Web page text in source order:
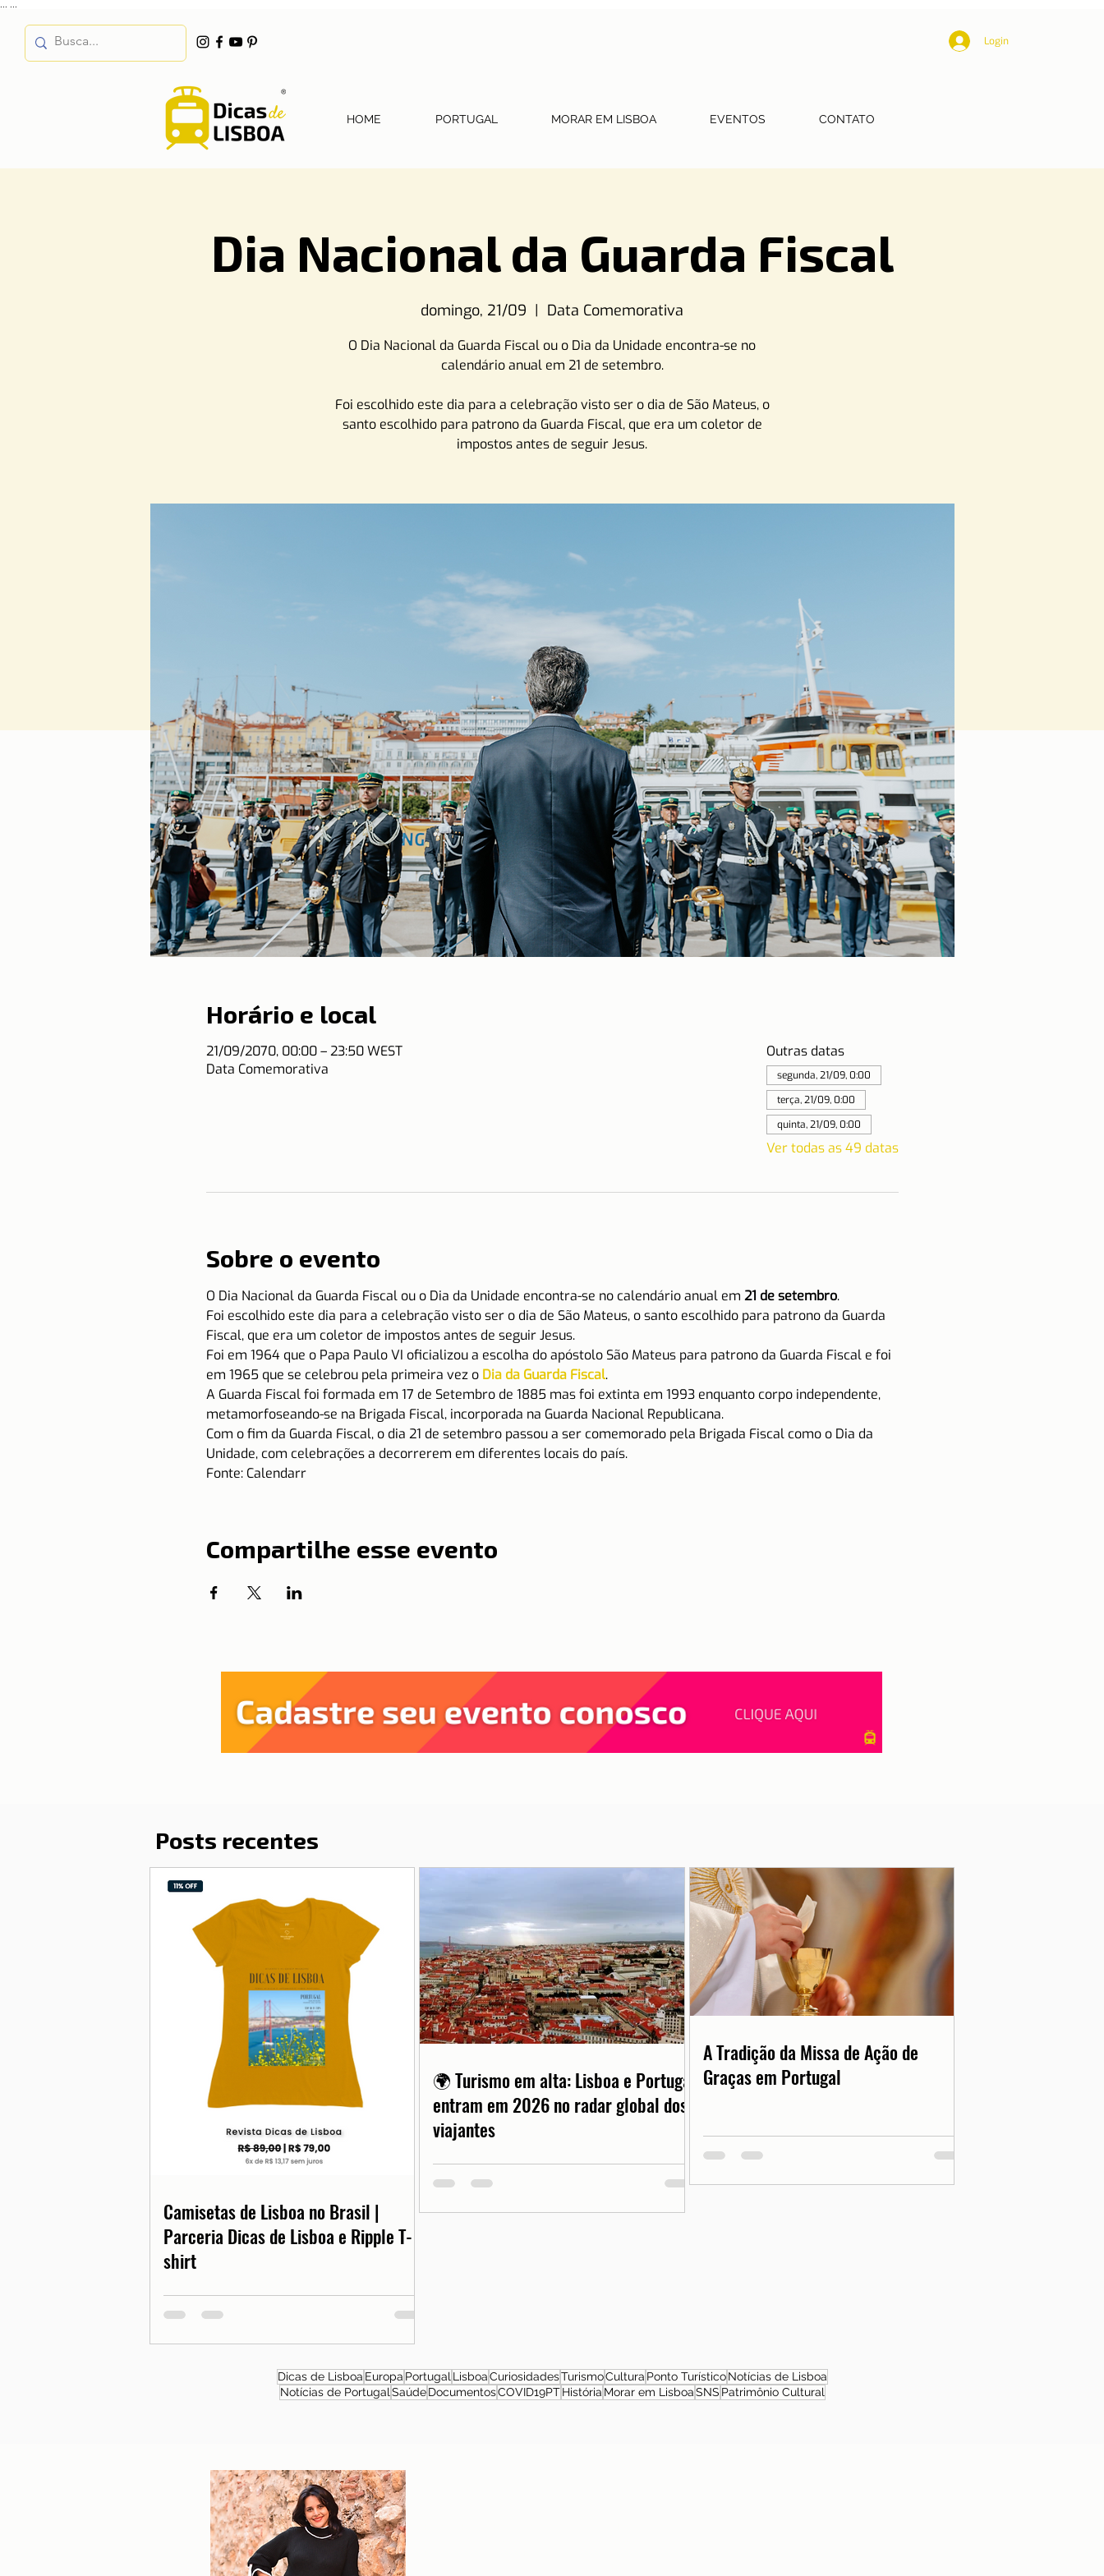
Login
HOME PORTUGAL MORAR EM LISBOA EVENTOS CONTATO
Dia Nacional da Guarda Fiscal
domingo, 21/09
  |
Data Comemorativa
O Dia Nacional da Guarda Fiscal ou o Dia da Unidade encontra-se no
calendário anual em 21 de setembro.
Foi escolhido este dia para a celebração visto ser o dia de São Mateus, o
santo escolhido para patrono da Guarda Fiscal, que era um coletor de
impostos antes de seguir Jesus.
Horário e local
21/09/2070, 00:00 – 23:50 WEST
Data Comemorativa
Outras datas
segunda, 21/09, 0:00
terça, 21/09, 0:00
quinta, 21/09, 0:00
Ver todas as 49 datas
Sobre o evento
O Dia Nacional da Guarda Fiscal ou o Dia da Unidade encontra-se no calendário anual em 21 de setembro.
Foi escolhido este dia para a celebração visto ser o dia de São Mateus, o santo escolhido para patrono da Guarda
Fiscal, que era um coletor de impostos antes de seguir Jesus.
Foi em 1964 que o Papa Paulo VI oficializou a escolha do apóstolo São Mateus para patrono da Guarda Fiscal e foi
em 1965 que se celebrou pela primeira vez o Dia da Guarda Fiscal.
A Guarda Fiscal foi formada em 17 de Setembro de 1885 mas foi extinta em 1993 enquanto corpo independente,
metamorfoseando-se na Brigada Fiscal, incorporada na Guarda Nacional Republicana.
Com o fim da Guarda Fiscal, o dia 21 de setembro passou a ser comemorado pela Brigada Fiscal como o Dia da
Unidade, com celebrações a decorrerem em diferentes locais do país.
Fonte: Calendarr
Compartilhe esse evento
Posts recentes
Camisetas de Lisboa no Brasil |
Parceria Dicas de Lisboa e Ripple T-
shirt
🌍 Turismo em alta: Lisboa e Portugal
entram em 2026 no radar global dos
viajantes
A Tradição da Missa de Ação de
Graças em Portugal
Dicas de Lisboa Europa Portugal LisboaCuriosidadesTurismoCultura Ponto Turístico Notícias de Lisboa
Notícias de Portugal Saúde DocumentosCOVID19PT História Morar em LisboaSNS Patrimônio Cultural